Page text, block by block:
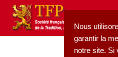
Aller
contenu
Nous
garantir la
notre site. Si